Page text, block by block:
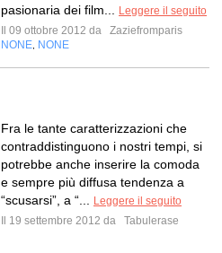
pasionaria dei film...
Leggere il seguito
Il 09 ottobre 2012 da
Zaziefromparis
NONE NONE
Fra le tante caratterizzazioni che
contraddistinguono i nostri tempi, si
potrebbe anche inserire la comoda
e sempre più diffusa tendenza a
“scusarsi”, a “...
Leggere il seguito
Il 19 settembre 2012 da
Tabulerase